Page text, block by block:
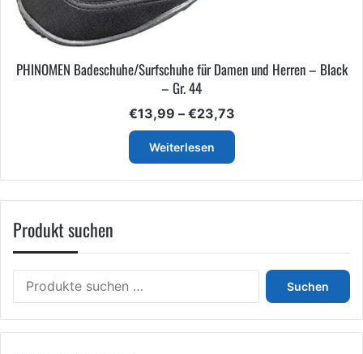
PHINOMEN Badeschuhe/Surfschuhe für Damen und Herren – Black
– Gr. 44
€13,99 – €23,73Preisspanne:
€13,99
€23,73
Weiterlesen
Produkt suchen
nach:
Suchen